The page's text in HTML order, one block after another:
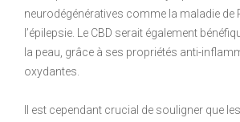
neurodégénératives comme la maladie de
l’épilepsie. Le CBD serait également
la peau, grâce à ses propriétés anti-
oxydantes.
Il est cependant crucial de souligner que